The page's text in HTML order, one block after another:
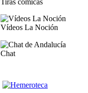
Tiras cómicas
Vídeos La Noción
Chat